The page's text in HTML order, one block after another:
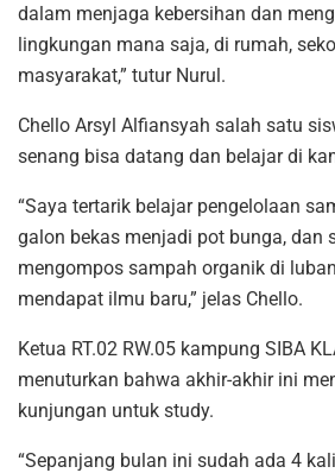
dalam menjaga kebersihan dan
lingkungan mana saja, di rumah,
masyarakat,” tutur Nurul.
Chello Arsyl Alfiansyah salah satu
senang bisa datang dan belajar di
“Saya tertarik belajar pengelolaan
galon bekas menjadi pot bunga, dan
mengompos sampah organik di
mendapat ilmu baru,” jelas Chello.
Ketua RT.02 RW.05 kampung SIBA
menuturkan bahwa akhir-akhir ini
kunjungan untuk study.
“Sepanjang bulan ini sudah ada 4